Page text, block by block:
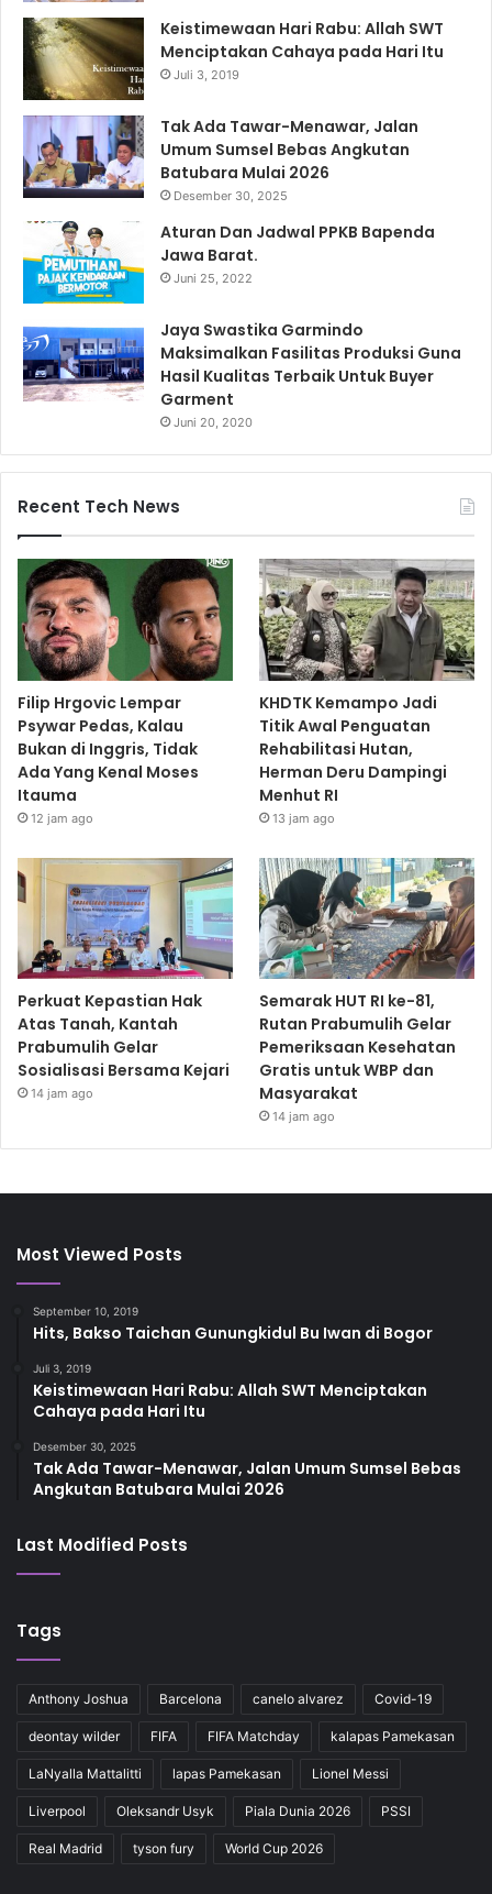
Keistimewaan Hari Rabu: Allah SWT
Menciptakan Cahaya pada Hari Itu
Juli 3, 2019
Tak Ada Tawar-Menawar, Jalan
Umum Sumsel Bebas Angkutan
Batubara Mulai 2026
Desember 30, 2025
Aturan Dan Jadwal PPKB Bapenda
Jawa Barat.
Juni 25, 2022
Jaya Swastika Garmindo
Maksimalkan Fasilitas Produksi Guna
Hasil Kualitas Terbaik Untuk Buyer
Garment
Juni 20, 2020
Recent Tech News
Filip Hrgovic Lempar
Psywar Pedas, Kalau
Bukan di Inggris, Tidak
Ada Yang Kenal Moses
Itauma
12 jam ago
KHDTK Kemampo Jadi
Titik Awal Penguatan
Rehabilitasi Hutan,
Herman Deru Dampingi
Menhut RI
13 jam ago
Perkuat Kepastian Hak
Atas Tanah, Kantah
Prabumulih Gelar
Sosialisasi Bersama Kejari
14 jam ago
Semarak HUT RI ke-81,
Rutan Prabumulih Gelar
Pemeriksaan Kesehatan
Gratis untuk WBP dan
Masyarakat
14 jam ago
Most Viewed Posts
September 10, 2019
Hits, Bakso Taichan Gunungkidul Bu Iwan di Bogor
Juli 3, 2019
Keistimewaan Hari Rabu: Allah SWT Menciptakan
Cahaya pada Hari Itu
Desember 30, 2025
Tak Ada Tawar-Menawar, Jalan Umum Sumsel Bebas
Angkutan Batubara Mulai 2026
Last Modified Posts
Tags
Anthony Joshua Barcelona canelo alvarez Covid-19
deontay wilder FIFA FIFA Matchday kalapas Pamekasan
LaNyalla Mattalitti lapas Pamekasan Lionel Messi
Liverpool Oleksandr Usyk Piala Dunia 2026 PSSI
Real Madrid tyson fury World Cup 2026